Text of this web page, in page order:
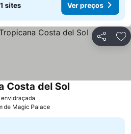
sites Ver preços
Partilhar
Costa del SolVer preços
de Magic Palace